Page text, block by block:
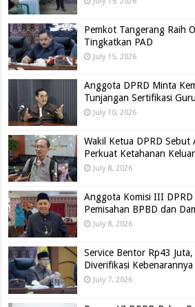
Pemkot Tangerang Raih
Tingkatkan PAD
July 15, 2026
Anggota DPRD Minta
Tunjangan Sertifikasi
July 10, 2026
Wakil Ketua DPRD Sebut
Perkuat Ketahanan
July 8, 2026
Anggota Komisi III DPRD
Pemisahan BPBD dan
July 8, 2026
Service Bentor Rp43
Diverifikasi Kebenarannya
July 7, 2026